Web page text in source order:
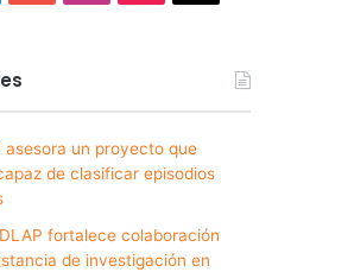
asesora un proyecto que
de clasificar episodios
fortalece colaboración
de investigación en